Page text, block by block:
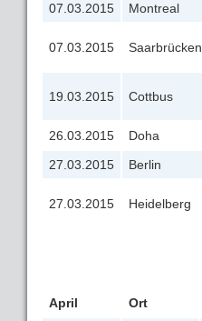
07.03.2015 Montreal
07.03.2015 Saarbrücken
19.03.2015 Cottbus
26.03.2015
Doha
27.03.2015
Berlin
27.03.2015 Heidelberg
April Ort